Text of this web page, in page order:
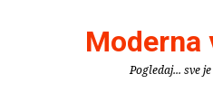
Moderna
Pogledaj... sve